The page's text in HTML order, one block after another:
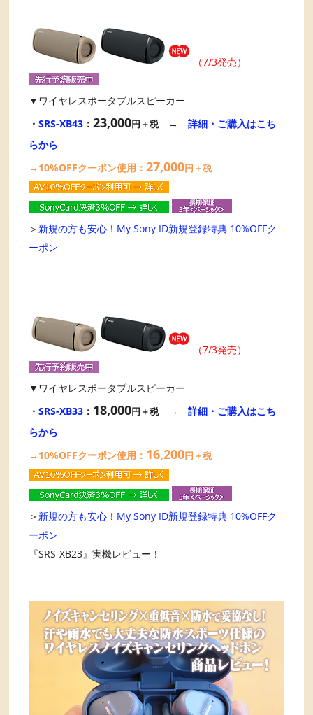
（7/3発売）
▼ワイヤレスポータブルスピーカー
・SRS-XB43 ：23,000円＋税→詳細・ご購入はこち
らから
→10%OFFクーポン使用：27,000円＋税
＞ 新規の方も安心！My Sony ID新規登録特典 10%OFFク
ーポン
（7/3発売）
▼ワイヤレスポータブルスピーカー
・SRS-XB33 ： 18,000円＋税→詳細・ご購入はこち
らから
→10%OFFクーポン使用： 16,200円＋税
＞ 新規の方も安心！My Sony ID新規登録特典 10%OFFク
ーポン
『SRS-XB23』実機レビュー！